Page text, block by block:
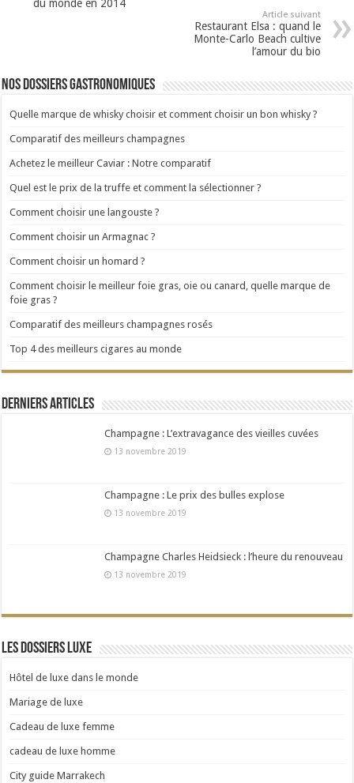
du monde en 2014
Article suivant
Restaurant Elsa : quand le
Monte-Carlo Beach cultive
l’amour du bio
Nos dossiers gastronomiques
Quelle marque de whisky choisir et comment choisir un bon whisky ?
Comparatif des meilleurs champagnes
Achetez le meilleur Caviar : Notre comparatif
Quel est le prix de la truffe et comment la sélectionner ?
Comment choisir une langouste ?
Comment choisir un Armagnac ?
Comment choisir un homard ?
Comment choisir le meilleur foie gras, oie ou canard, quelle marque de
foie gras ?
Comparatif des meilleurs champagnes rosés
Top 4 des meilleurs cigares au monde
Derniers articles
Champagne : L’extravagance des vieilles cuvées
13 novembre 2019
Champagne : Le prix des bulles explose
13 novembre 2019
Champagne Charles Heidsieck : l’heure du renouveau
13 novembre 2019
Les dossiers Luxe
Hôtel de luxe dans le monde
Mariage de luxe
Cadeau de luxe femme
cadeau de luxe homme
City guide Marrakech